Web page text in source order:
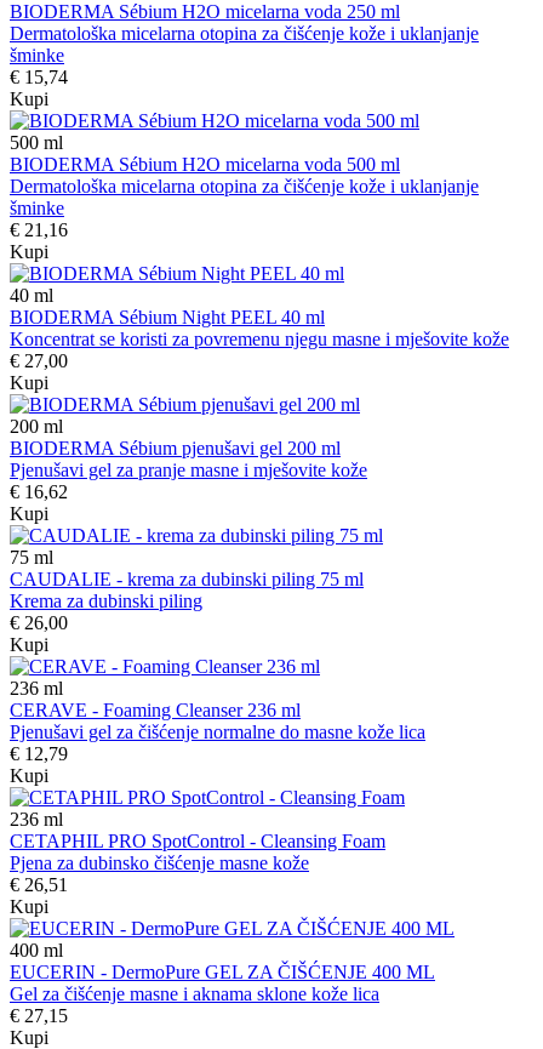
BIODERMA Sébium H2O micelarna voda 250 ml
Dermatološka micelarna otopina za čišćenje kože i uklanjanje
šminke
€ 15,74
Kupi
500 ml
BIODERMA Sébium H2O micelarna voda 500 ml
Dermatološka micelarna otopina za čišćenje kože i uklanjanje
šminke
€ 21,16
Kupi
40 ml
BIODERMA Sébium Night PEEL 40 ml
Koncentrat se koristi za povremenu njegu masne i mješovite kože
€ 27,00
Kupi
200 ml
BIODERMA Sébium pjenušavi gel 200 ml
Pjenušavi gel za pranje masne i mješovite kože
€ 16,62
Kupi
75 ml
CAUDALIE - krema za dubinski piling 75 ml
Krema za dubinski piling
€ 26,00
Kupi
236 ml
CERAVE - Foaming Cleanser 236 ml
Pjenušavi gel za čišćenje normalne do masne kože lica
€ 12,79
Kupi
236 ml
CETAPHIL PRO SpotControl - Cleansing Foam
Pjena za dubinsko čišćenje masne kože
€ 26,51
Kupi
400 ml
EUCERIN - DermoPure GEL ZA ČIŠĆENJE 400 ML
Gel za čišćenje masne i aknama sklone kože lica
€ 27,15
Kupi